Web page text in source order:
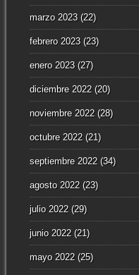
marzo 2023(22)
febrero 2023(23)
enero 2023(27)
diciembre 2022(20)
noviembre 2022(28)
octubre 2022(21)
septiembre 2022(34)
agosto 2022(23)
julio 2022(29)
junio 2022(21)
mayo 2022(25)